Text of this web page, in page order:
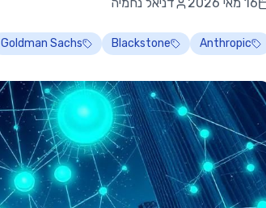
Anthropic
Blackstone
Goldman Sachs